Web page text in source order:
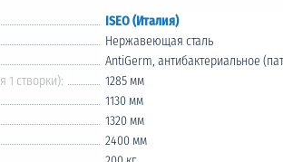
ISEO (Италия)
Нержавеющая сталь
AntiGerm, антибактериальное
1 створки):
1285 мм
1130 мм
1320 мм
2400 мм